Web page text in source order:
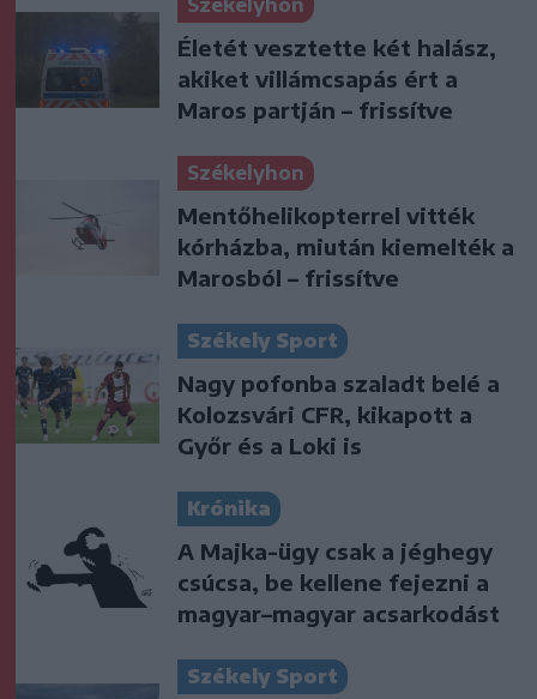
Életét vesztette két halász,
akiket villámcsapás ért a
Maros partján – frissítve
Székelyhon
Mentőhelikopterrel vitték
kórházba, miután kiemelték a
Marosból – frissítve
Székely Sport
Nagy pofonba szaladt belé a
Kolozsvári CFR, kikapott a
Győr és a Loki is
Krónika
A Majka-ügy csak a jéghegy
csúcsa, be kellene fejezni a
magyar–magyar acsarkodást
Székely Sport